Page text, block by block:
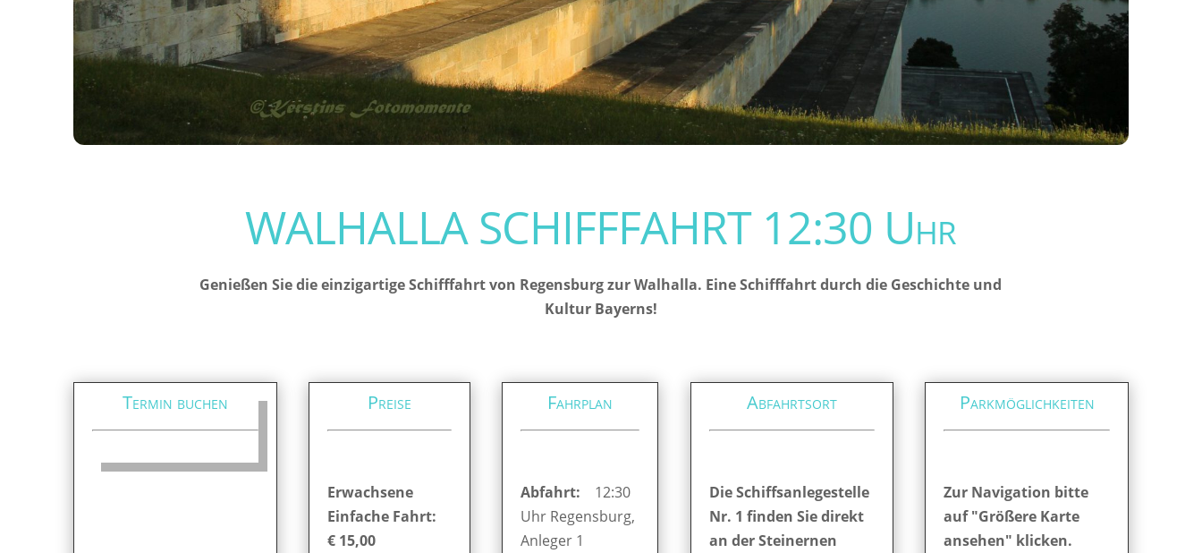
WALHALLA SCHIFFFAHRT 12:30 Uhr
Genießen Sie die einzigartige Schifffahrt von Regensburg zur Walhalla. Eine Schifffahrt durch die Geschichte und
Kultur Bayerns!
Termin buchen Preise
Erwachsene
Einfache Fahrt:
€ 15,00
Fahrplan
Abfahrt: 12:30
Uhr Regensburg,
Anleger 1
Abfahrtsort
Die Schiffsanlegestelle
Nr. 1 finden Sie direkt
an der Steinernen
Parkmöglichkeiten
Zur Navigation bitte
auf "Größere Karte
ansehen" klicken.